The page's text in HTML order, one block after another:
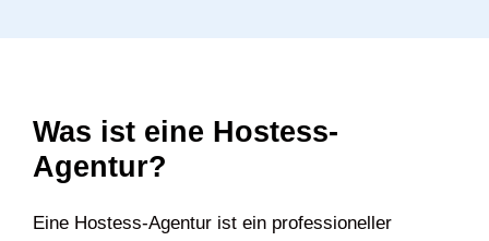
Was ist eine Hostess-
Agentur?
Eine Hostess-Agentur ist ein professioneller